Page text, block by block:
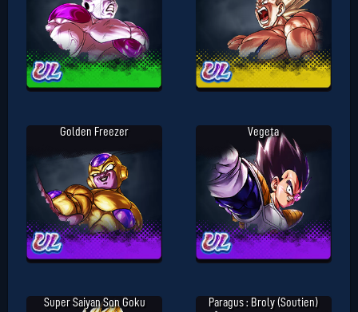
Golden Freezer Vegeta
Super Saiyan Son Goku Paragus : Broly (Soutien)